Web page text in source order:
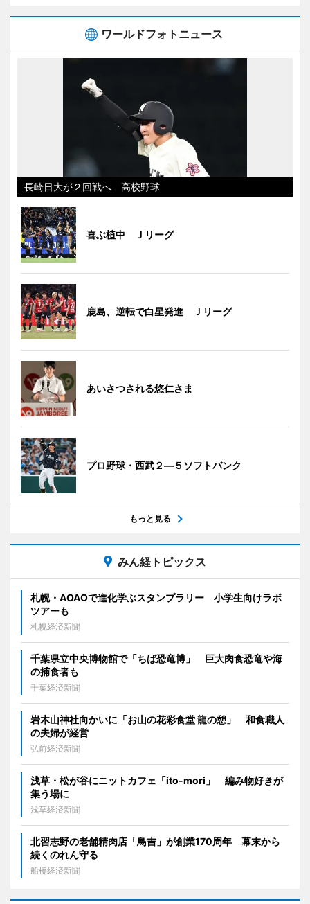
ワールドフォトニュース
長崎日大が２回戦へ 高校野球
喜ぶ植中 Ｊリーグ
鹿島、逆転で白星発進 Ｊリーグ
あいさつされる悠仁さま
プロ野球・西武２―５ソフトバンク
もっと見る
みん経トピックス
札幌・AOAOで進化学ぶスタンプラリー 小学生向けラボ
ツアーも
札幌経済新聞
千葉県立中央博物館で「ちば恐竜博」 巨大肉食恐竜や海
の捕食者も
千葉経済新聞
岩木山神社向かいに「お山の花彩食堂 龍の憩」 和食職人
の夫婦が経営
弘前経済新聞
浅草・松が谷にニットカフェ「ito-mori」 編み物好きが
集う場に
浅草経済新聞
北習志野の老舗精肉店「鳥吉」が創業170周年 幕末から
続くのれん守る
船橋経済新聞